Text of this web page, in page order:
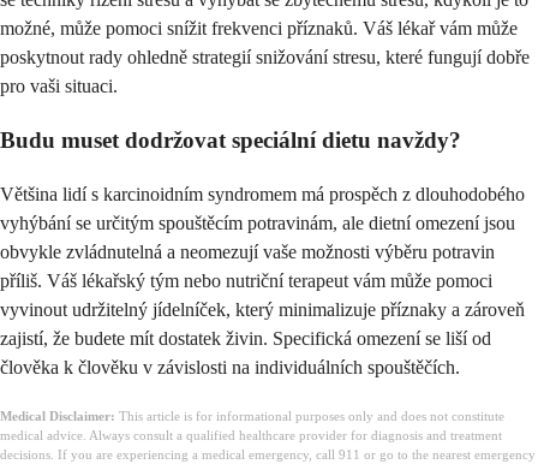
možné, může pomoci snížit frekvenci příznaků. Váš lékař vám může
poskytnout rady ohledně strategií snižování stresu, které fungují dobře
pro vaši situaci.
Budu muset dodržovat speciální dietu navždy?
Většina lidí s karcinoidním syndromem má prospěch z dlouhodobého
vyhýbání se určitým spouštěcím potravinám, ale dietní omezení jsou
obvykle zvládnutelná a neomezují vaše možnosti výběru potravin
příliš. Váš lékařský tým nebo nutriční terapeut vám může pomoci
vyvinout udržitelný jídelníček, který minimalizuje příznaky a zároveň
zajistí, že budete mít dostatek živin. Specifická omezení se liší od
člověka k člověku v závislosti na individuálních spouštěčích.
Medical Disclaimer: This article is for informational purposes only and does not constitute
medical advice. Always consult a qualified healthcare provider for diagnosis and treatment
decisions. If you are experiencing a medical emergency, call 911 or go to the nearest emergency